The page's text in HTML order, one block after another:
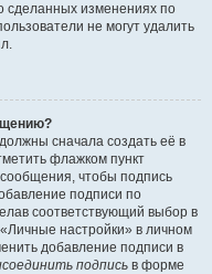
сделанных изменениях по
не могут удалить
сначала создать её в
флажком пункт
чтобы подпись
подписи по
соответствующий выбор в
настройки» в личном
добавление подписи в
подпись в форме